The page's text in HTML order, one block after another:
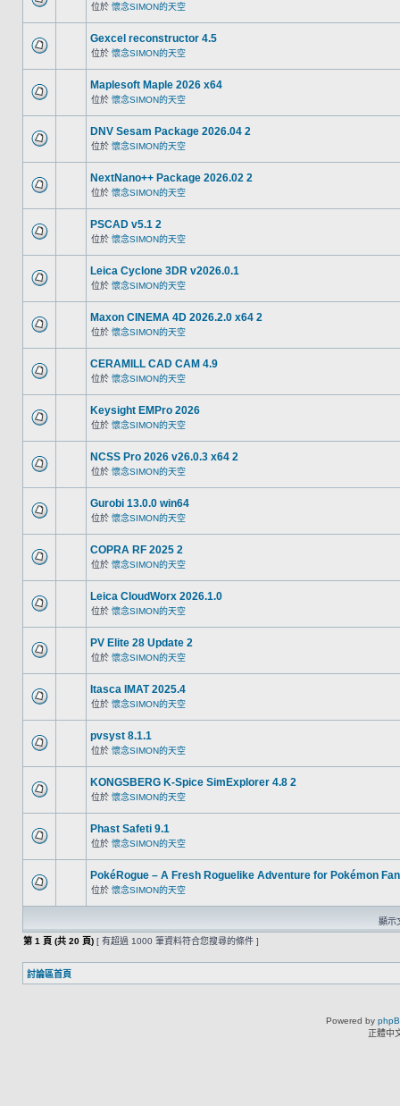
位於 懷念SIMON的天空
Gexcel reconstructor 4.5
位於 懷念SIMON的天空
Maplesoft Maple 2026 x64
位於 懷念SIMON的天空
DNV Sesam Package 2026.04 2
位於 懷念SIMON的天空
NextNano++ Package 2026.02 2
位於 懷念SIMON的天空
PSCAD v5.1 2
位於 懷念SIMON的天空
Leica Cyclone 3DR v2026.0.1
位於 懷念SIMON的天空
Maxon CINEMA 4D 2026.2.0 x64 2
位於 懷念SIMON的天空
CERAMILL CAD CAM 4.9
位於 懷念SIMON的天空
Keysight EMPro 2026
位於 懷念SIMON的天空
NCSS Pro 2026 v26.0.3 x64 2
位於 懷念SIMON的天空
Gurobi 13.0.0 win64
位於 懷念SIMON的天空
COPRA RF 2025 2
位於 懷念SIMON的天空
Leica CloudWorx 2026.1.0
位於 懷念SIMON的天空
PV Elite 28 Update 2
位於 懷念SIMON的天空
Itasca IMAT 2025.4
位於 懷念SIMON的天空
pvsyst 8.1.1
位於 懷念SIMON的天空
KONGSBERG K-Spice SimExplorer 4.8 2
位於 懷念SIMON的天空
Phast Safeti 9.1
位於 懷念SIMON的天空
PokéRogue – A Fresh Roguelike Adventure for Pokémon
位於 懷念SIMON的天空
顯示
第 1 頁 (共 20 頁) [ 有超過 1000 筆資料符合您搜尋的條件 ]
討論區首頁
Powered by
正體中